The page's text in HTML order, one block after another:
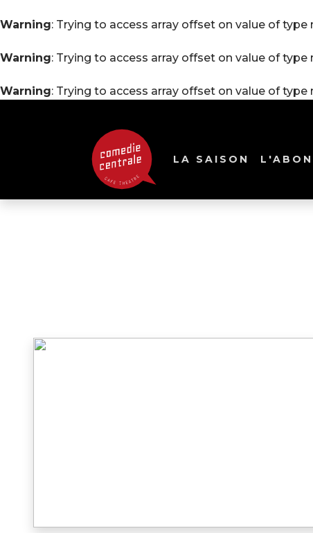
Warning: Trying to access array offset on value of type
Warning: Trying to access array offset on value of type
Warning: Trying to access array offset on value of type
LA SAISON